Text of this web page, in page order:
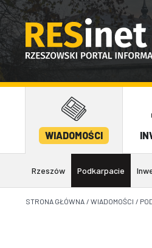
WIADOMOŚCI
Rzeszów Podkarpacie
STRONA GŁÓWNA / WIADOMOŚCI /